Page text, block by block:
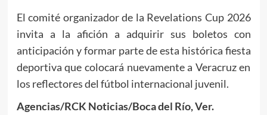
El comité organizador de la Revelations Cup 2026
invita a la afición a adquirir sus boletos con
anticipación y formar parte de esta histórica fiesta
deportiva que colocará nuevamente a Veracruz en
los reflectores del fútbol internacional juvenil.
Agencias/RCK Noticias/Boca del Río, Ver.